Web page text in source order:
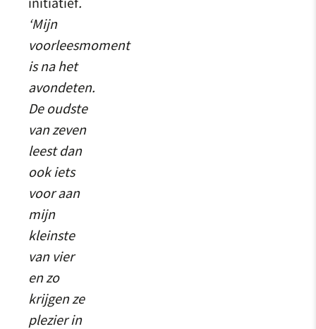
‘Mijn
voorleesmoment
is na het
avondeten.
De oudste
van zeven
leest dan
ook iets
voor aan
mijn
kleinste
van vier
en zo
krijgen ze
plezier in